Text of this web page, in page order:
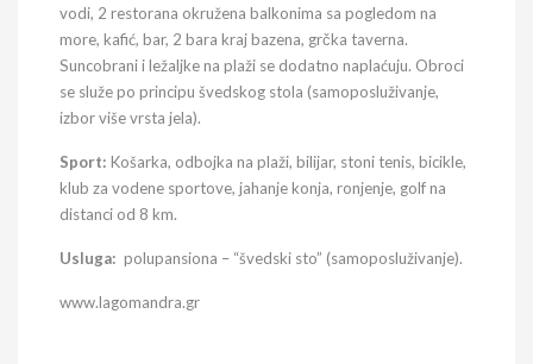
vodi, 2 restorana okružena balkonima sa pogledom na
more, kafić, bar, 2 bara kraj bazena, grčka taverna.
Suncobrani i ležaljke na plaži se dodatno naplaćuju. Obroci
se služe po principu švedskog stola (samoposluživanje,
izbor više vrsta jela).
Sport: Košarka, odbojka na plaži, bilijar, stoni tenis, bicikle,
klub za vodene sportove, jahanje konja, ronjenje, golf na
distanci od 8 km.
Usluga: polupansiona – “švedski sto” (samoposluživanje).
www.lagomandra.gr